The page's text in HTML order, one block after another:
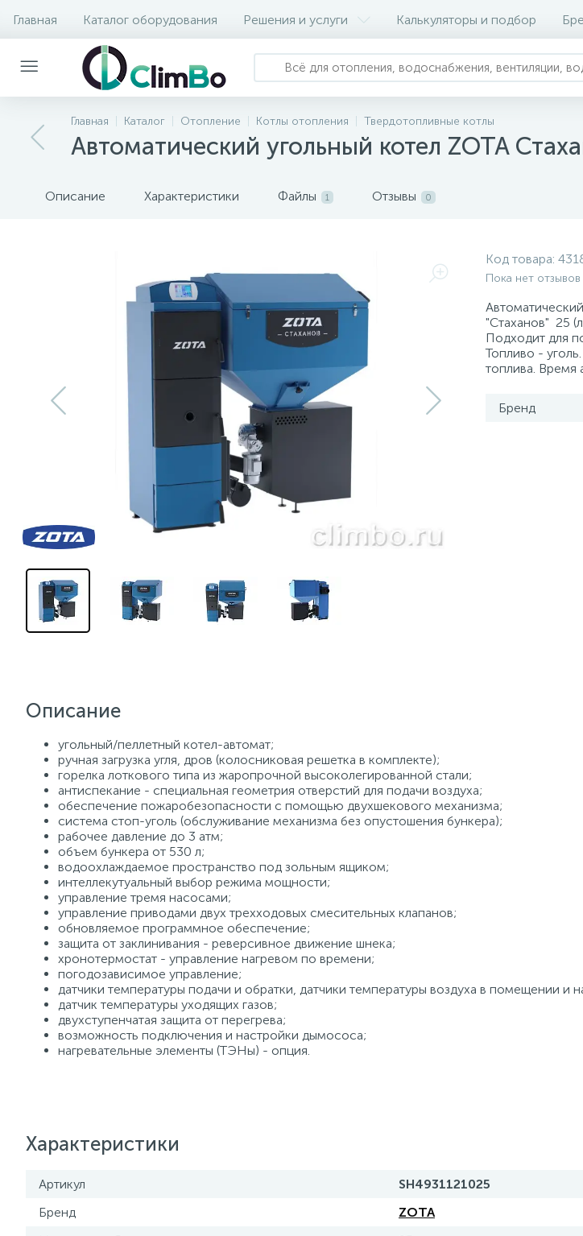
Главная Каталог оборудования Решения и услуги Калькуляторы и подбор
Главная Каталог Отопление Котлы отопления Твердотопливные котлы
Автоматичеcкий угольный котел ZOTA
Описание Характеристики Файлы 1 Отзывы 0
Код товара:
Пока нет отзывов
"Стаханов" 25
Подходит для
Топливо -
топлива. Время
Бренд
Описание
угольный/пеллетный котел-автомат;
ручная загрузка угля, дров (колосниковая решетка в комплекте);
горелка лоткового типа из жаропрочной высоколегированной стали;
антиспекание - специальная геометрия отверстий для подачи воздуха;
обеспечение пожаробезопасности с помощью двухшекового механизма;
система стоп-уголь (обслуживание механизма без опустошения бункера);
рабочее давление до 3 атм;
объем бункера от 530 л;
водоохлаждаемое пространство под зольным ящиком;
интеллекутуальный выбор режима мощности;
управление тремя насосами;
управление приводами двух трехходовых смесительных клапанов;
обновляемое программное обеспечение;
защита от заклинивания - реверсивное движение шнека;
хронотермостат - управление нагревом по времени;
погодозависимое управление;
датчики температуры подачи и обратки, датчики температуры воздуха в помещении и
датчик температуры уходящих газов;
двухступенчатая защита от перегрева;
возможность подключения и настройки дымососа;
нагревательные элементы (ТЭНы) - опция.
Характеристики
Артикул
SH4931121025
Бренд
ZOTA